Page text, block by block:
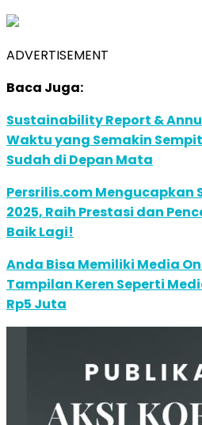
ADVERTISEMENT
Baca Juga:
Sustainability Report &
Waktu yang Semakin
Sudah di Depan Mata
Persrilis.com Mengucapkan
2025, Raih Prestasi dan
Baik Lagi!
Anda Bisa Memiliki Media
Tampilan Keren Seperti
Rp5 Juta